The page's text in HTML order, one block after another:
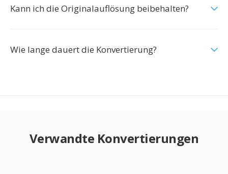
Kann ich die Originalauflösung beibehalten?
Wie lange dauert die Konvertierung?
Verwandte Konvertierungen